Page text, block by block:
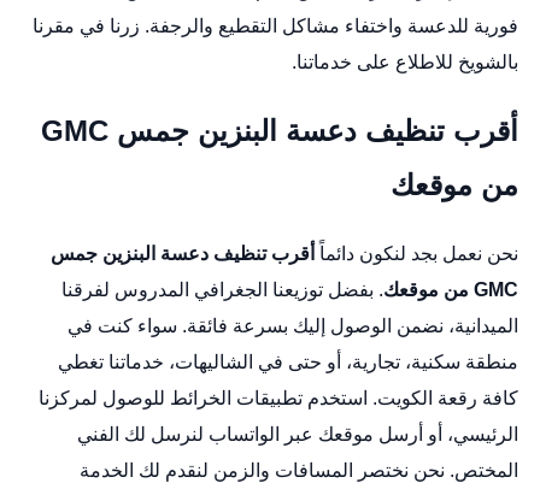
فورية للدعسة واختفاء مشاكل التقطيع والرجفة. زرنا في مقرنا
بالشويخ للاطلاع على خدماتنا.
أقرب تنظيف دعسة البنزين جمس GMC
من موقعك
نحن نعمل بجد لنكون دائماً أقرب تنظيف دعسة البنزين جمس
GMC من موقعك
. بفضل توزيعنا الجغرافي المدروس لفرقنا
الميدانية، نضمن الوصول إليك بسرعة فائقة. سواء كنت في
منطقة سكنية، تجارية، أو حتى في الشاليهات، خدماتنا تغطي
كافة رقعة الكويت. استخدم تطبيقات الخرائط للوصول لمركزنا
الرئيسي، أو أرسل موقعك عبر الواتساب لنرسل لك الفني
المختص. نحن نختصر المسافات والزمن لنقدم لك الخدمة